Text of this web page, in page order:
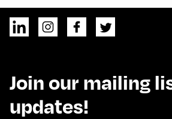
Join our mailing
updates!